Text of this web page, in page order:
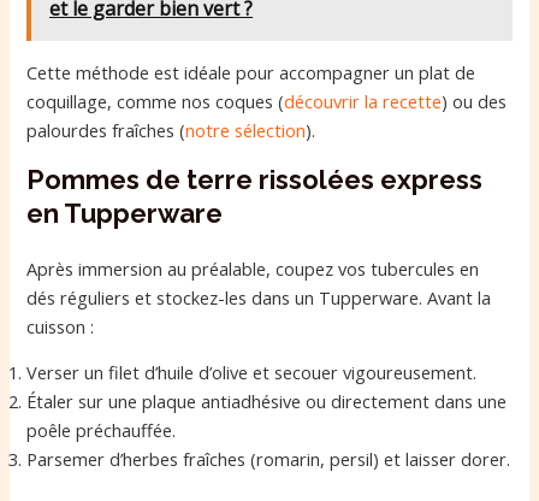
et le garder bien vert ?
Cette méthode est idéale pour accompagner un plat de
coquillage, comme nos coques (découvrir la recette) ou des
palourdes fraîches (notre sélection).
Pommes de terre rissolées express
en Tupperware
Après immersion au préalable, coupez vos tubercules en
dés réguliers et stockez-les dans un Tupperware. Avant la
cuisson :
Verser un filet d’huile d’olive et secouer vigoureusement.
Étaler sur une plaque antiadhésive ou directement dans une
poêle préchauffée.
Parsemer d’herbes fraîches (romarin, persil) et laisser dorer.